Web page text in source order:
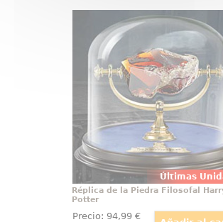
Últimas
Réplica de la Piedra Filosofal
Réplica oficial de la
Filosofal de Harry Potter.
con esta réplica de la
piedra conocida en la
por sus poderes
piedra está realizada en
rojo con una longitud
Réplica de la Piedra Filosofal
Potter
Precio: 94,99€